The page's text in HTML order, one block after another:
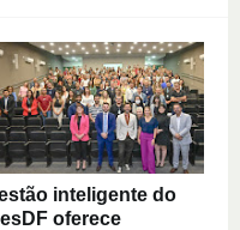
inteligente do
oferece